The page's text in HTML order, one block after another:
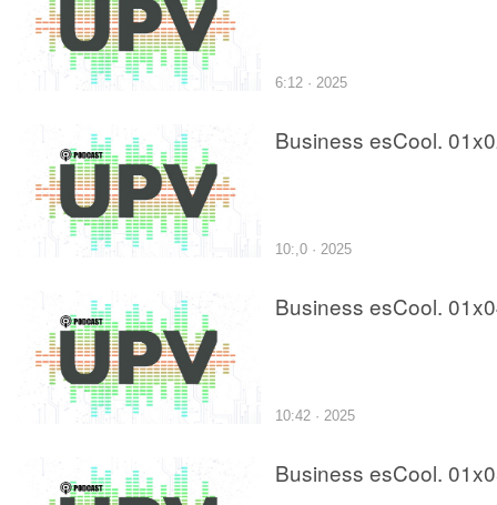
6:12 · 2025
Business esCool.
10:,0 · 2025
Business esCool.
10:42 · 2025
Business esCool.